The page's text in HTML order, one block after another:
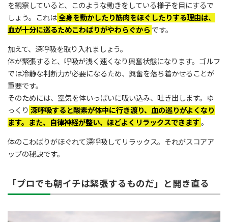
を観察していると、このような動きをしている様子を目にするで
しょう。これは全身を動かしたり筋肉をほぐしたりする理由は、
血が十分に巡るためこわばりがやわらぐから です。
加えて、深呼吸を取り入れましょう。
体が緊張すると、呼吸が浅く速くなり興奮状態になります。ゴルフ
では冷静な判断力が必要になるため、興奮を落ち着かせることが
重要です。
そのためには、空気を体いっぱいに吸い込み、吐き出します。ゆ
っくり 深呼吸すると酸素が体中に行き渡り、血の巡りがよくなり
ます。また、自律神経が整い、ほどよくリラックスできます。
体のこわばりがほぐれて深呼吸してリラックス。それがスコアア
ップの秘訣です。
「プロでも朝イチは緊張するものだ」と開き直る